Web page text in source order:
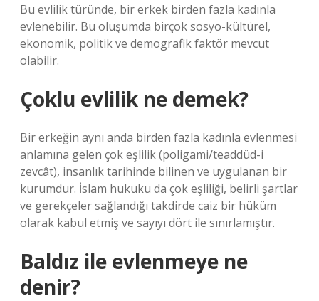
Bu evlilik türünde, bir erkek birden fazla kadınla
evlenebilir. Bu oluşumda birçok sosyo-kültürel,
ekonomik, politik ve demografik faktör mevcut
olabilir.
Çoklu evlilik ne demek?
Bir erkeğin aynı anda birden fazla kadınla evlenmesi
anlamına gelen çok eşlilik (poligami/teaddüd-i
zevcât), insanlık tarihinde bilinen ve uygulanan bir
kurumdur. İslam hukuku da çok eşliliği, belirli şartlar
ve gerekçeler sağlandığı takdirde caiz bir hüküm
olarak kabul etmiş ve sayıyı dört ile sınırlamıştır.
Baldız ile evlenmeye ne
denir?